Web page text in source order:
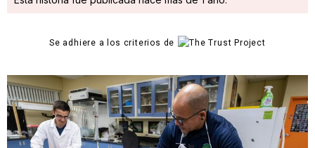
Se adhiere a los criterios de